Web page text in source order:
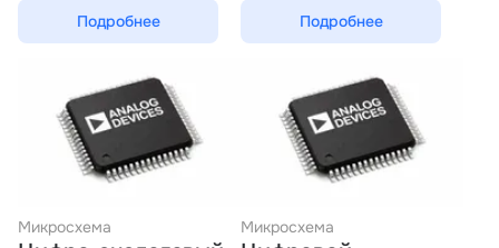
Подробнее Подробнее
Микросхема Микросхема